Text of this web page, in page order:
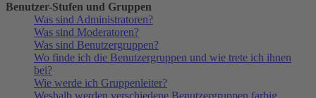
Benutzer-Stufen und Gruppen
Was sind Administratoren?
Was sind Moderatoren?
Was sind Benutzergruppen?
Wo finde ich die Benutzergruppen und wie trete ich ihnen
bei?
Wie werde ich Gruppenleiter?